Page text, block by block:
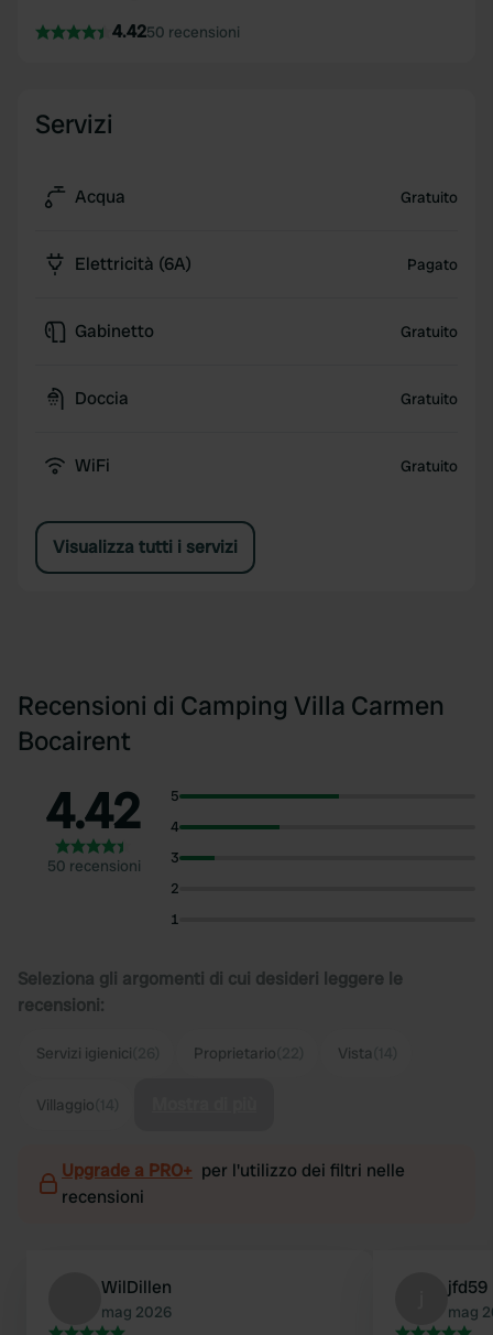
4.4250 recensioni
Servizi
Acqua Gratuito
Elettricità (6A) Pagato
Gabinetto Gratuito
Doccia Gratuito
WiFi Gratuito
Visualizza tutti i servizi
Recensioni di Camping Villa Carmen
Bocairent
4.42
50 recensioni
5
4
3
2
1
Seleziona gli argomenti di cui desideri leggere le
recensioni:
Servizi igienici Proprietario Vista
Villaggio
Upgrade a PRO+ per l'utilizzo dei filtri nelle
recensioni
WilDillen
mag 2026
jfd59
mag